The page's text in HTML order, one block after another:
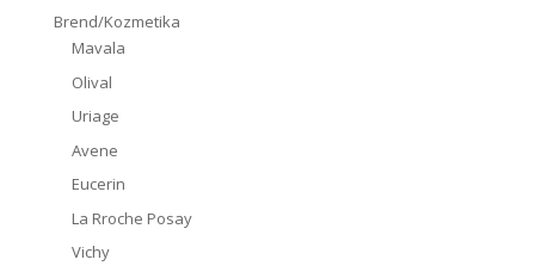
Brend/Kozmetika
Mavala
Olival
Uriage
Avene
Eucerin
La Rroche Posay
Vichy